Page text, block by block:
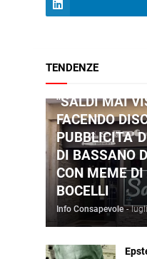
TENDENZE
"SALDI MAI
FACENDO
PUBBLICITA'
DI BASSANO
CON MEME DI
BOCELLI
Info Consapevole -